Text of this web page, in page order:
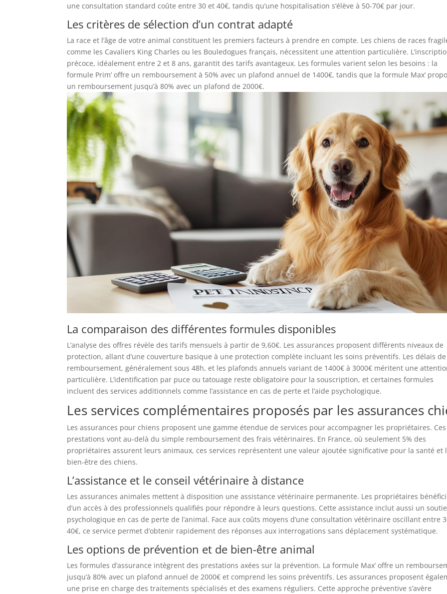
une consultation standard coûte entre 30 et 40€, tandis qu’une hospitalisation s’élève à 50-70€ par jour.
Les critères de sélection d’un contrat adapté
La race et l’âge de votre animal constituent les premiers facteurs à prendre en compte. Les chiens de races
comme les Cavaliers King Charles ou les Bouledogues français, nécessitent une attention particulière.
précoce, idéalement entre 2 et 8 ans, garantit des tarifs avantageux. Les formules varient selon les besoins : la
formule Prim’ offre un remboursement à 50% avec un plafond annuel de 1400€, tandis que la formule Max’
un remboursement jusqu’à 80% avec un plafond de 2000€.
La comparaison des différentes formules disponibles
L’analyse des offres révèle des tarifs mensuels à partir de 9,60€. Les assurances proposent différents niveaux de
protection, allant d’une couverture basique à une protection complète incluant les soins préventifs. Les délais de
remboursement, généralement sous 48h, et les plafonds annuels variant de 1400€ à 3000€ méritent une
particulière. L’identification par puce ou tatouage reste obligatoire pour la souscription, et certaines formules
incluent des services additionnels comme l’assistance en cas de perte et l’aide psychologique.
Les services complémentaires proposés par les assurances
Les assurances pour chiens proposent une gamme étendue de services pour accompagner les propriétaires. Ces
prestations vont au-delà du simple remboursement des frais vétérinaires. En France, où seulement 5% des
propriétaires assurent leurs animaux, ces services représentent une valeur ajoutée significative pour la santé et
bien-être des chiens.
L’assistance et le conseil vétérinaire à distance
Les assurances animales mettent à disposition une assistance vétérinaire permanente. Les propriétaires
d’un accès à des professionnels qualifiés pour répondre à leurs questions. Cette assistance inclut aussi un
psychologique en cas de perte de l’animal. Face aux coûts moyens d’une consultation vétérinaire oscillant entre
40€, ce service permet d’obtenir rapidement des réponses aux interrogations sans déplacement systématique.
Les options de prévention et de bien-être animal
Les formules d’assurance intègrent des prestations axées sur la prévention. La formule Max’ offre un
jusqu’à 80% avec un plafond annuel de 2000€ et comprend les soins préventifs. Les assurances proposent
une prise en charge des traitements spécialisés et des examens réguliers. Cette approche préventive s’avère